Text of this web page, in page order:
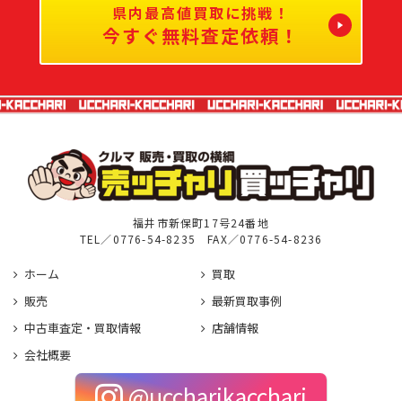
県内最高値買取に挑戦！
今すぐ無料査定依頼！
福井市新保町17号24番地
TEL／0776-54-8235 FAX／0776-54-8236
ホーム
買取
販売
最新買取事例
中古車査定・買取情報
店舗情報
会社概要